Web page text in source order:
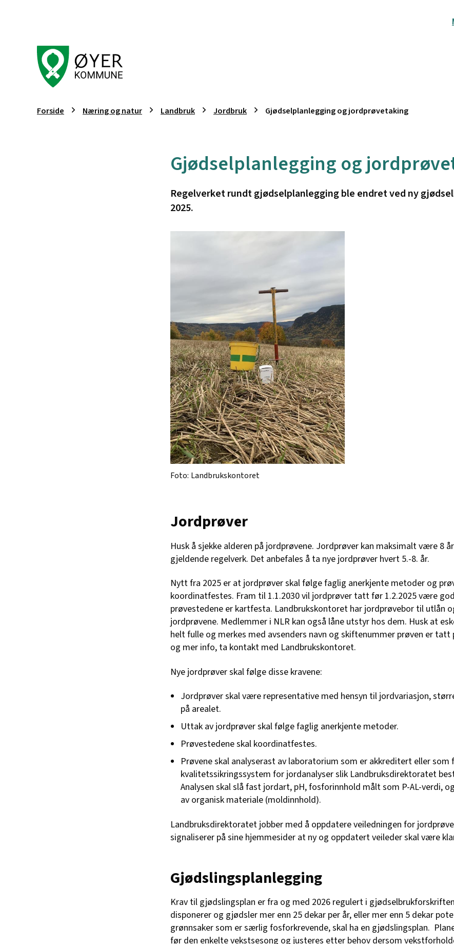
Du er her:
Forside Næring og natur Landbruk Jordbruk Gjødselplanlegging og jordprøvetaking
Gjødselplanlegging og
Regelverket rundt gjødselplanlegging ble endret ved ny
2025.
Landbrukskontoret
Jordprøver
Husk å sjekke alderen på jordprøvene. Jordprøver kan maksimalt være 8
gjeldende regelverk. Det anbefales å ta nye jordprøver hvert 5.-8. år.
Nytt fra 2025 er at jordprøver skal følge faglig anerkjente metoder og
koordinatfestes. Fram til 1.1.2030 vil jordprøver tatt før 1.2.2025 være
prøvestedene er kartfesta. Landbrukskontoret har jordprøvebor til utlån
jordprøvene. Medlemmer i NLR kan også låne utstyr hos dem. Husk at
helt fulle og merkes med avsenders navn og skiftenummer prøven er tatt
og mer info, ta kontakt med Landbrukskontoret.
Nye jordprøver skal følge disse kravene:
Jordprøver skal være representative med hensyn til jordvariasjon,
på arealet.
Uttak av jordprøver skal følge faglig anerkjente metoder.
Prøvestedene skal koordinatfestes.
Prøvene skal analyserast av laboratorium som er akkreditert eller
kvalitetssikringssystem for jordanalyser slik Landbruksdirektoratet
Analysen skal slå fast jordart, pH, fosforinnhold målt som P-AL-verdi,
av organisk materiale (moldinnhold).
Landbruksdirektoratet jobber med å oppdatere veiledningen for
signaliserer på sine hjemmesider at ny og oppdatert veileder skal være
Gjødslingsplanlegging
Krav til gjødslingsplan er fra og med 2026 regulert i
disponerer og gjødsler mer enn 25 dekar per år, eller mer enn 5 dekar
grønnsaker som er særlig fosforkrevende, skal ha en gjødslingsplan.
før den enkelte vekstsesong og justeres etter behov dersom